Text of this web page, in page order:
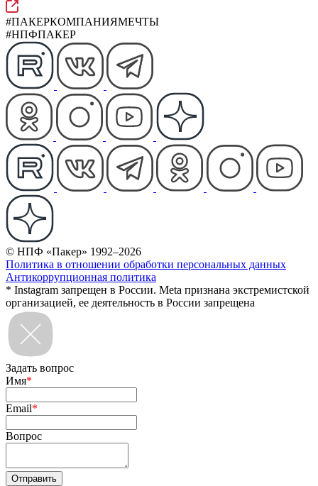
#ПАКЕРКОМПАНИЯМЕЧТЫ
#НПФПАКЕР
© НПФ «Пакер» 1992–2026
Политика в отношении обработки персональных данных
Антикоррупционная политика
* Instagram запрещен в России. Meta признана экстремистской
организацией, ее деятельность в России запрещена
Задать вопрос
Имя*
Email*
Вопрос